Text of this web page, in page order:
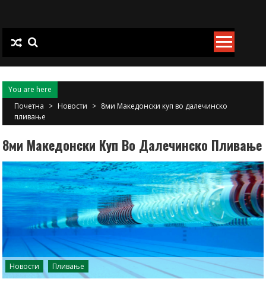
content
You are here
Почетна > Новости > 8ми Македонски куп во далечинско
пливање
8ми Македонски Куп Во Далечинско Пливање
Новости Пливање